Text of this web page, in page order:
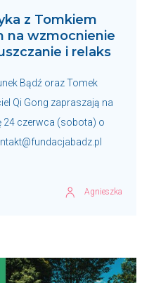
z Tomkiem
na wzmocnienie
i relaks
Bądź oraz Tomek
Qi Gong zapraszają na
24 czerwca (sobota) o
Agnieszka